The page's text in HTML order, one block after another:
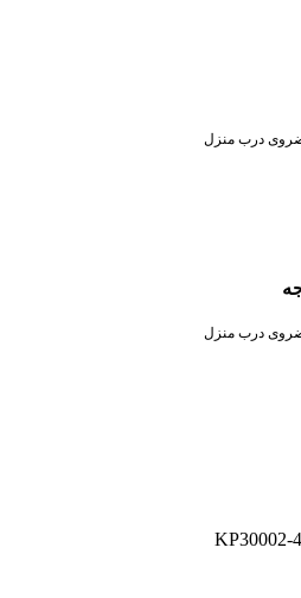
درب منزل
حضروی درب منزل